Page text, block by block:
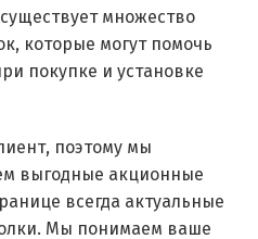
множество
которые могут помочь
покупке и установке
поэтому мы
выгодные акционные
всегда актуальные
Мы понимаем ваше